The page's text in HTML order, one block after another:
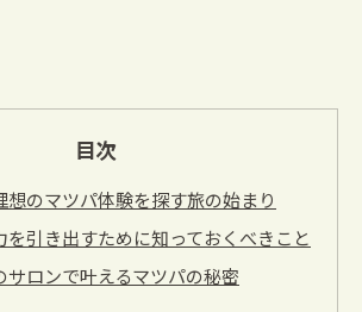
目次
想のマツパ体験を探す旅の始まり
を引き出すために知っておくべきこと
サロンで叶えるマツパの秘密